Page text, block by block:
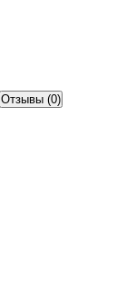
Отзывы (0)